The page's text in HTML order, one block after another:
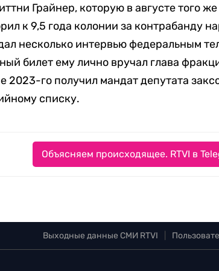
Грайнер, которую в августе того
к 9,5 года колонии за контрабанду
несколько интервью федеральным
билет ему лично вручал глава
2023-го получил мандат депутата
списку.
Объясняем происходящее. RTVI в
Выходные данные СМИ RTVI